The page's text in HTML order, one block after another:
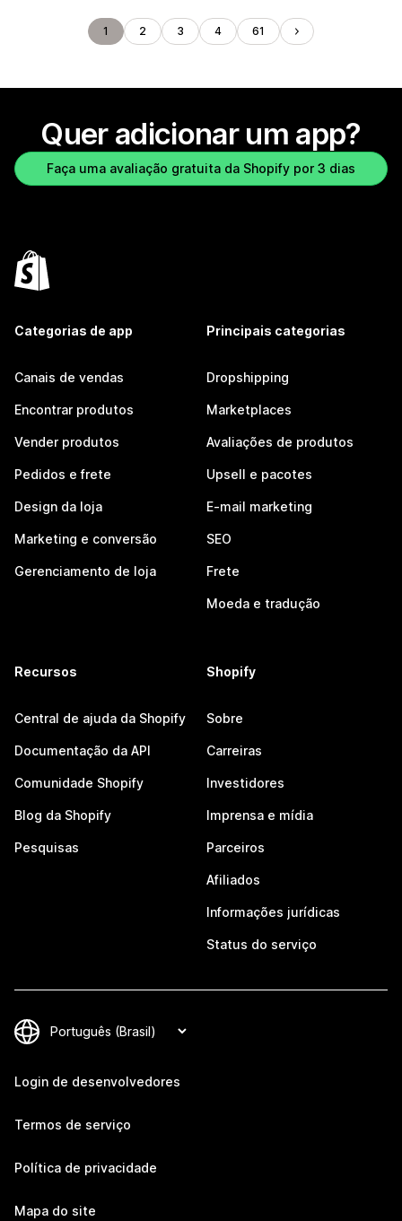
1 2 3 4 61
Quer adicionar um app?
Faça uma avaliação gratuita da Shopify por 3 dias
Categorias de app
Canais de vendas
Encontrar produtos
Vender produtos
Pedidos e frete
Design da loja
Marketing e conversão
Gerenciamento de loja
Principais categorias
Dropshipping
Marketplaces
Avaliações de produtos
Upsell e pacotes
E-mail marketing
SEO
Frete
Moeda e tradução
Recursos
Central de ajuda da Shopify
Documentação da API
Comunidade Shopify
Blog da Shopify
Pesquisas
Shopify
Sobre
Carreiras
Investidores
Imprensa e mídia
Parceiros
Afiliados
Informações jurídicas
Status do serviço
Login de desenvolvedores
Termos de serviço
Política de privacidade
Mapa do site